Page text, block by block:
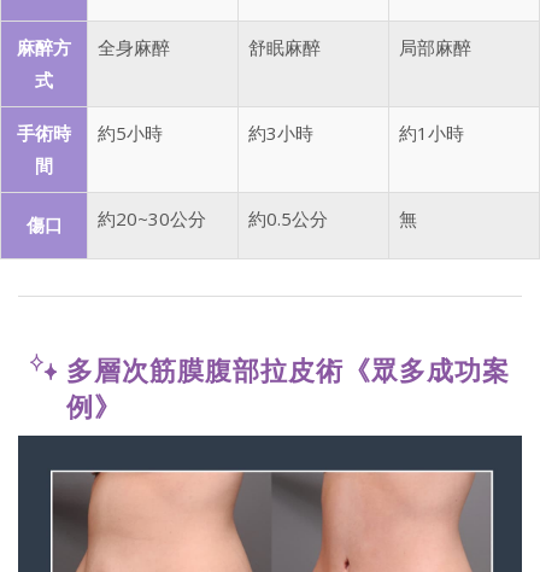
麻醉方
式
全身麻醉 舒眠麻醉 局部麻醉
手術時
間
約5小時 約3小時 約1小時
傷口 約20~30公分 約0.5公分 無
多層次筋膜腹部拉皮術《眾多成功案
例》